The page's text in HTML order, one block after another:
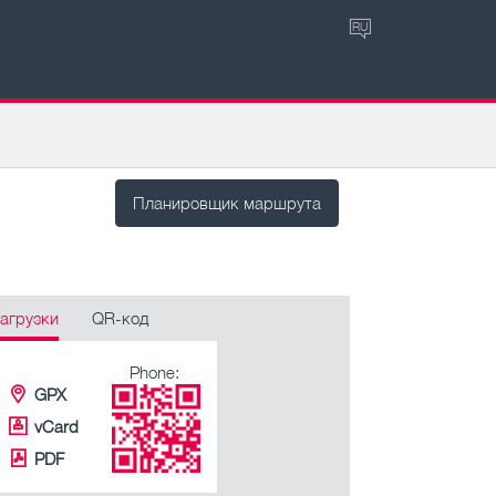
RU
Планировщик маршрута
QR-код
GPX
vCard
PDF
Phone: